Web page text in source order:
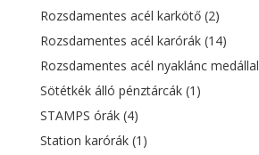
Rozsdamentes acél karkötő (2)
Rozsdamentes acél karórák (14)
Rozsdamentes acél nyaklánc medállal
Sötétkék álló pénztárcák (1)
STAMPS órák (4)
Station karórák (1)